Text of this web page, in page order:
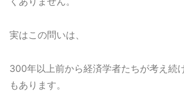
実はこの問いは、
300年以上前から経済学者たちが考え続
もあります。